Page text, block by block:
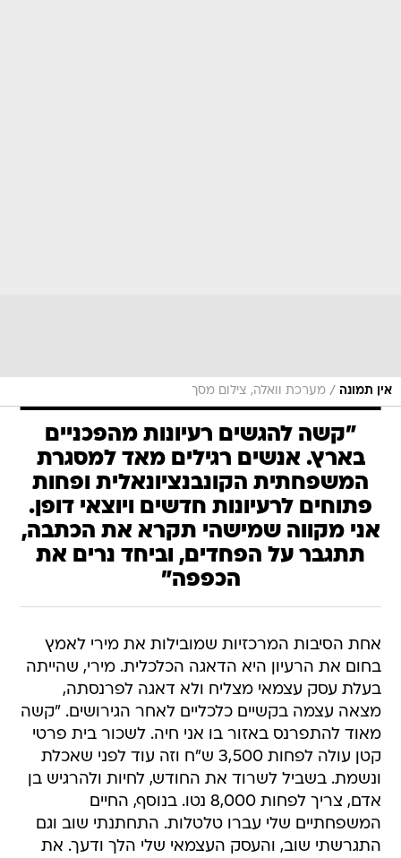
אין תמונה / מערכת וואלה, צילום מסך
"קשה להגשים רעיונות מהפכניים
בארץ. אנשים רגילים מאד למסגרת
המשפחתית הקונבנציונאלית ופחות
פתוחים לרעיונות חדשים ויוצאי דופן.
אני מקווה שמישהי תקרא את הכתבה,
תתגבר על הפחדים, וביחד נרים את
הכפפה"
אחת הסיבות המרכזיות שמובילות את מירי לאמץ
בחום את הרעיון היא הדאגה הכלכלית. מירי, שהייתה
בעלת עסק עצמאי מצליח ולא דאגה לפרנסתה,
מצאה עצמה בקשיים כלכליים לאחר הגירושים. "קשה
מאוד להתפרנס באזור בו אני חיה. לשכור בית פרטי
קטן עולה לפחות 3,500 ש"ח וזה עוד לפני שאכלת
ונשמת. בשביל לשרוד את החודש, לחיות ולהרגיש בן
אדם, צריך לפחות 8,000 נטו. בנוסף, החיים
המשפחתיים שלי עברו טלטלות. התחתנתי שוב וגם
התגרשתי שוב, והעסק העצמאי שלי הלך ודעך. את